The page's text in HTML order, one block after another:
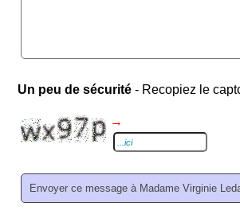
Un peu de sécurité - Recopiez le
→